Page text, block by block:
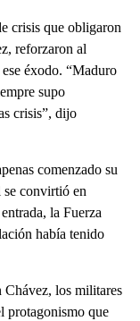
crisis que obligaron
reforzaron al
éxodo. “Maduro
supo
crisis”, dijo
comenzado su
convirtió en
la Fuerza
había tenido
Chávez, los militares
protagonismo que